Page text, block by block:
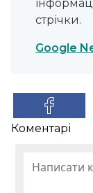
стрічки.
Google
Коментарі